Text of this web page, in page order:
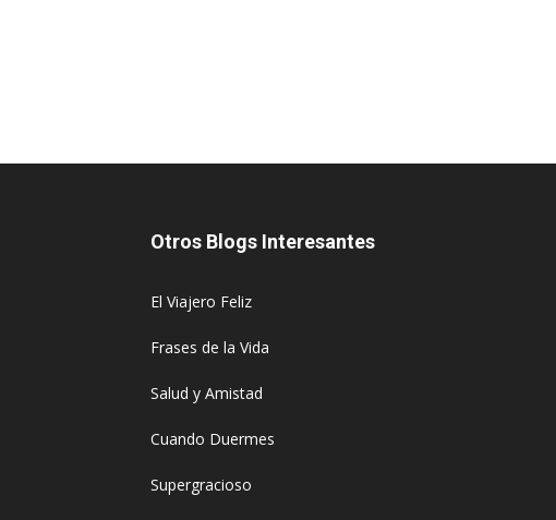
Otros Blogs Interesantes
El Viajero Feliz
Frases de la Vida
Salud y Amistad
Cuando Duermes
Supergracioso